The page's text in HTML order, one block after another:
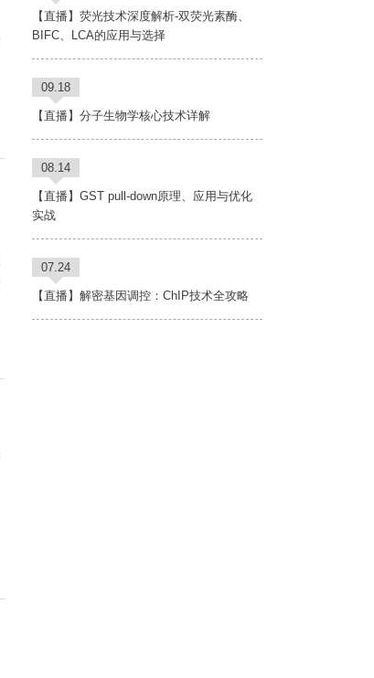
【直播】荧光技术深度解析-双荧光素酶、
BIFC、LCA的应用与选择
09.18
【直播】分子生物学核心技术详解
08.14
【直播】GST pull-down原理、应用与优化
实战
07.24
【直播】解密基因调控：ChIP技术全攻略